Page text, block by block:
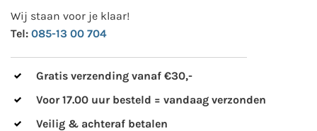
Wij staan voor je klaar!
Tel: 085-13 00 704
Gratis verzending vanaf €30,-
Voor 17.00 uur besteld = vandaag verzonden
Veilig & achteraf betalen